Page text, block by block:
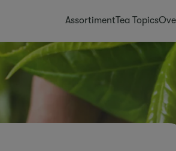
AssortimentTea Topics